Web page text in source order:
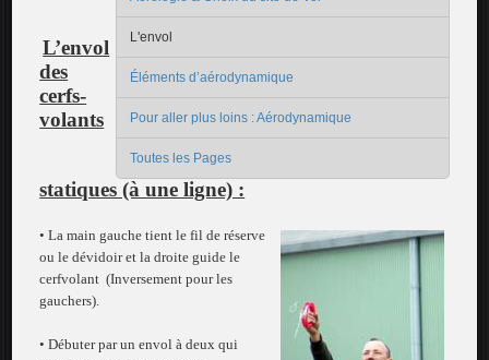
L'envol
Éléments d’aérodynamique
Pour aller plus loins : Aérodynamique
Toutes les Pages
L’envol
des
cerfs-
volants
statiques (à une ligne) :
• La main gauche tient le fil de réserve
ou le dévidoir et la droite guide le
cerfvolant(Inversement pour les
gauchers).
• Débuter par un envol à deux qui